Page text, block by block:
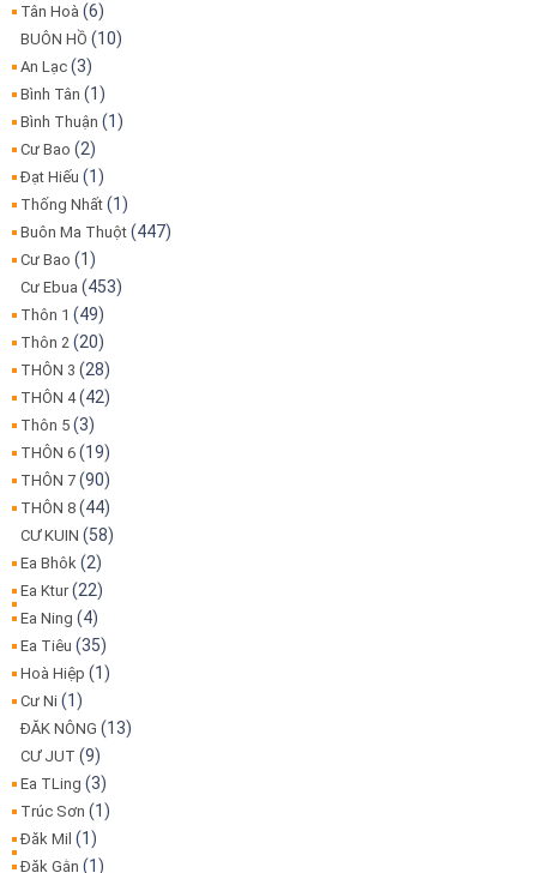
Tân Hoà (6)
BUÔN HỒ (10)
An Lạc (3)
Bình Tân (1)
Bình Thuận (1)
Cư Bao (2)
Đạt Hiếu (1)
Thống Nhất (1)
Buôn Ma Thuột (447)
Cư Bao (1)
Cư Ebua (453)
Thôn 1 (49)
Thôn 2 (20)
THÔN 3 (28)
THÔN 4(42)
Thôn 5 (3)
THÔN 6 (19)
THÔN 7 (90)
THÔN 8 (44)
CƯ KUIN (58)
Ea Bhôk (2)
Ea Ktur(22)
Ea Ning (4)
Ea Tiêu (35)
Hoà Hiệp (1)
Cư Ni (1)
ĐĂK NÔNG (13)
CƯ JUT (9)
Ea TLing (3)
Trúc Sơn (1)
Đăk Mil (1)
Đăk Gằn (1)